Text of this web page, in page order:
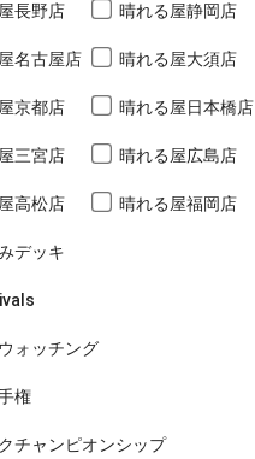
長野店 晴れる屋静岡店
名古屋店 晴れる屋大須店
京都店 晴れる屋日本橋店
三宮店 晴れる屋広島店
高松店 晴れる屋福岡店
デッキ
ォッチング
権
チャンピオンシップ